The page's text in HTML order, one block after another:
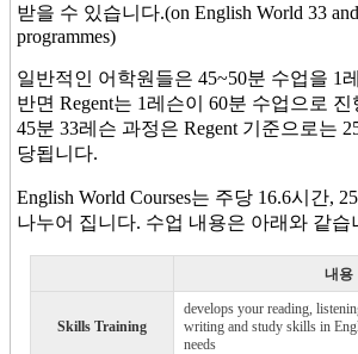
받을 수 있습니다.(on English World 33
programmes)
일반적인 어학원들은 45~50분 수업을 1
반면 Regent는 1레슨이 60분 수업으로
45분 33레슨 과정은 Regent 기준으로는
당됩니다.
English World Courses는 주당 16.6시간,
나누어 집니다. 수업 내용은 아래와 같습
내용
Skills Training
develops your reading,
writing and study skills in
needs